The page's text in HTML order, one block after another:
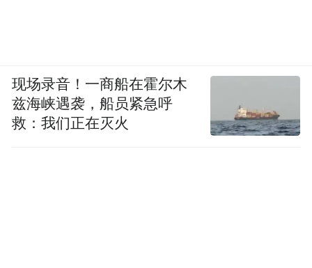
现场录音！一商船在霍尔木
兹海峡遇袭，船员紧急呼
救：我们正在灭火